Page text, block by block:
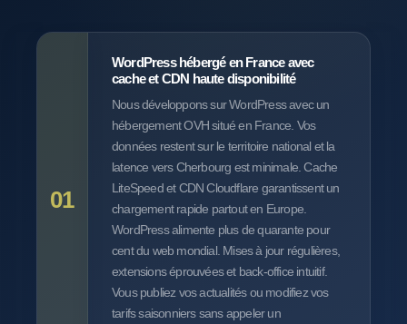
01
WordPress hébergé en France avec
cache et CDN haute disponibilité
Nous développons sur WordPress avec un
hébergement OVH situé en France. Vos
données restent sur le territoire national et la
latence vers Cherbourg est minimale. Cache
LiteSpeed et CDN Cloudflare garantissent un
chargement rapide partout en Europe.
WordPress alimente plus de quarante pour
cent du web mondial. Mises à jour régulières,
extensions éprouvées et back-office intuitif.
Vous publiez vos actualités ou modifiez vos
tarifs saisonniers sans appeler un